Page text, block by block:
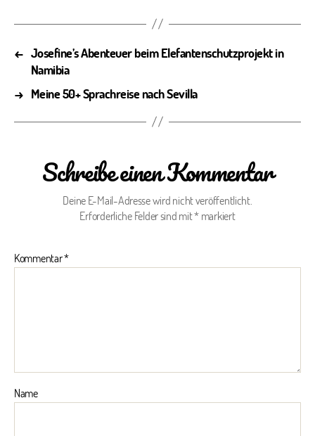
← Josefine’s Abenteuer beim Elefantenschutzprojekt in
Namibia
→ Meine 50+ Sprachreise nach Sevilla
Schreibe einen Kommentar
Deine E-Mail-Adresse wird nicht veröffentlicht.
Erforderliche Felder sind mit*markiert
Kommentar*
Name